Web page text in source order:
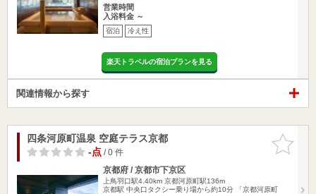
営業時間
入浴料金 ～
宿泊 冷え性
楽天トラベルの宿泊プランを見る
関連情報から探す
お気に入
りに追加
四条河原町温泉 空庭テラス京都
-点/ 0 件
京都府 / 京都市下京区
上鳥羽口駅4.40km 京都河原町駅136m
京都駅 中央口タクシー乗り場から約10分 「京都河原町